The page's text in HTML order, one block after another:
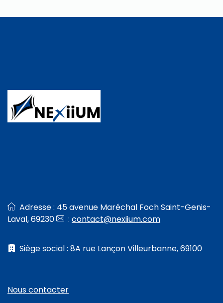
Adresse : 45 avenue Maréchal Foch Saint-Genis-
Laval, 69230
: contact@nexiium.com
Siège social : 8A rue Lançon Villeurbanne, 69100
Nous contacter